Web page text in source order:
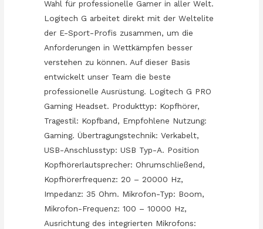
Wahl für professionelle Gamer in aller Welt.
Logitech G arbeitet direkt mit der Weltelite
der E-Sport-Profis zusammen, um die
Anforderungen in Wettkämpfen besser
verstehen zu können. Auf dieser Basis
entwickelt unser Team die beste
professionelle Ausrüstung. Logitech G PRO
Gaming Headset. Produkttyp: Kopfhörer,
Tragestil: Kopfband, Empfohlene Nutzung:
Gaming. Übertragungstechnik: Verkabelt,
USB-Anschlusstyp: USB Typ-A. Position
Kopfhörerlautsprecher: Ohrumschließend,
Kopfhörerfrequenz: 20 – 20000 Hz,
Impedanz: 35 Ohm. Mikrofon-Typ: Boom,
Mikrofon-Frequenz: 100 – 10000 Hz,
Ausrichtung des integrierten Mikrofons: